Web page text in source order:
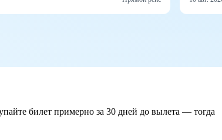
билет примерно за 30 дней до вылета — тогда